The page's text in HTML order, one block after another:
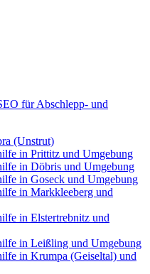
für Abschlepp- und
(Unstrut)
in Prittitz und Umgebung
in Döbris und Umgebung
in Goseck und Umgebung
in Markkleeberg und
in Elstertrebnitz und
in Leißling und Umgebung
in Krumpa (Geiseltal) und